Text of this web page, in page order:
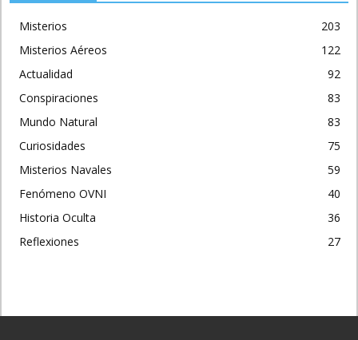
Misterios
203
Misterios Aéreos
122
Actualidad
92
Conspiraciones
83
Mundo Natural
83
Curiosidades
75
Misterios Navales
59
Fenómeno OVNI
40
Historia Oculta
36
Reflexiones
27